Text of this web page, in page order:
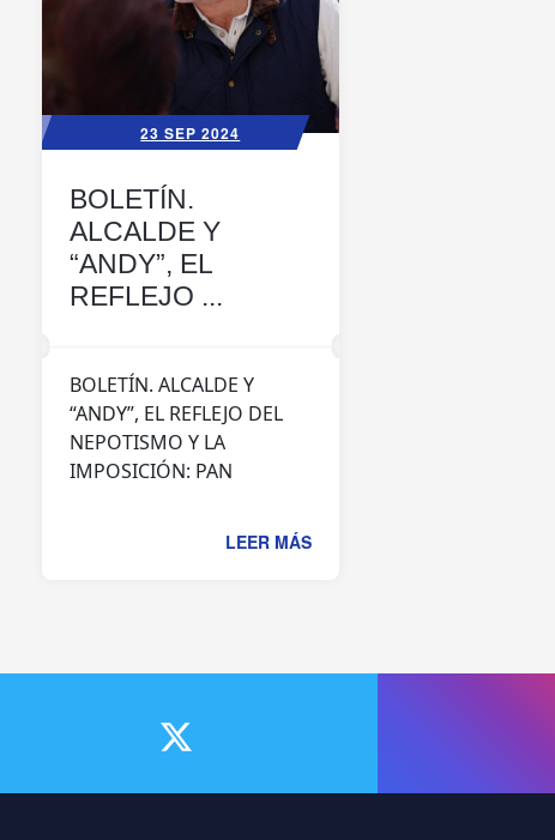
23 SEP 2024
BOLETÍN.
ALCALDE Y
“ANDY”, EL
REFLEJO ...
BOLETÍN. ALCALDE Y
“ANDY”, EL REFLEJO DEL
NEPOTISMO Y LA
IMPOSICIÓN: PAN
LEER MÁS